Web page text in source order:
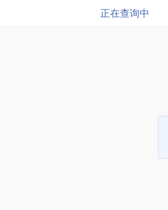
正在查询中